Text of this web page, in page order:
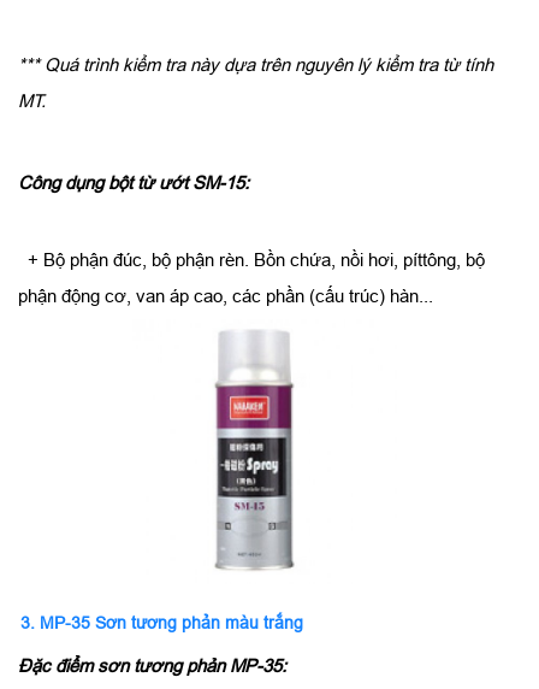
*** Quá trình kiểm tra này dựa trên nguyên lý kiểm tra từ tính
MT.
Công dụng bột từ ướt SM-15:
+ Bộ phận đúc, bộ phận rèn. Bồn chứa, nồi hơi, píttông, bộ
phận động cơ, van áp cao, các phần (cấu trúc) hàn...
3. MP-35 Sơn tương phản màu trắng
Đặc điểm sơn tương phản MP-35: